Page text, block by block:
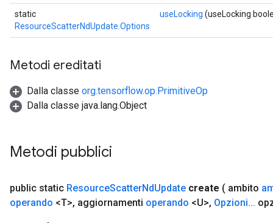
static
ResourceScatterNdUpdate.Options
useLocking (useLocking
Metodi ereditati
Dalla classe org.tensorflow.op.PrimitiveOp
Dalla classe java.lang.Object
Metodi pubblici
public static ResourceScatterNdUpdate create ( ambito
operando <T>, aggiornamenti operando <U>, Opzioni...